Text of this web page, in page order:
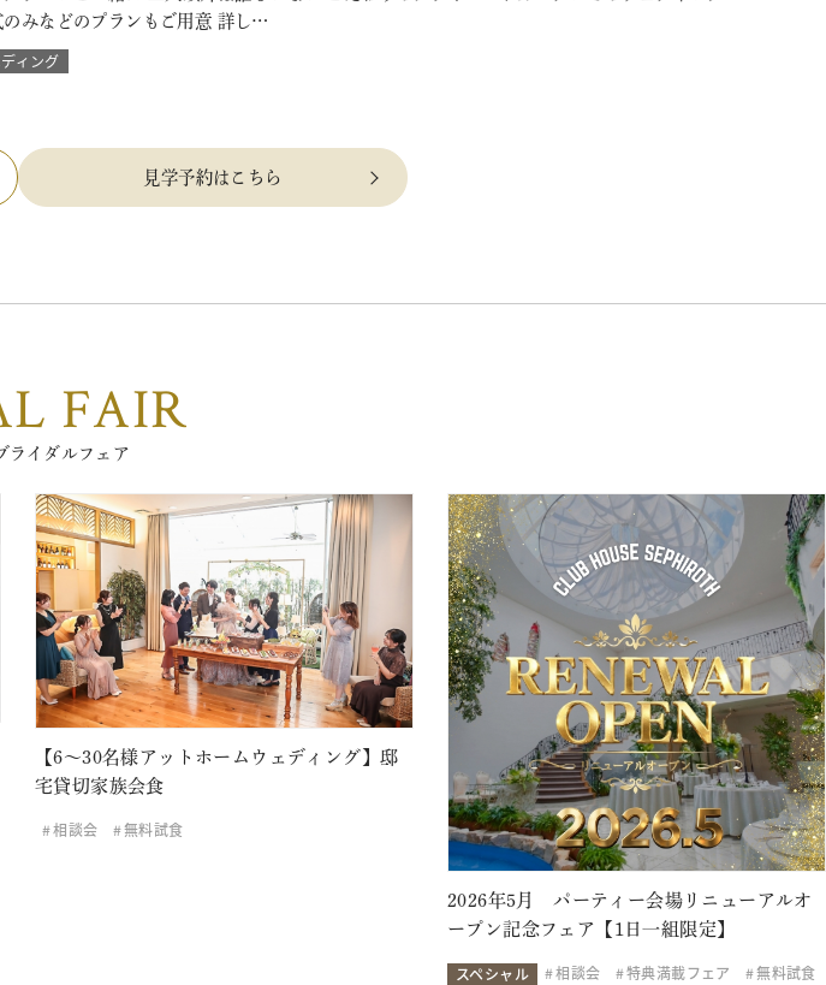
みなどのプランもご用意 詳し…
ィング
見学予約はこちら
FAIR
ライダルフェア
【6～30名様アットホームウェディング】邸
宅貸切家族会食
相談会 無料試食
2026年5月 パーティー会場リニューアルオ
ープン記念フェア【1日一組限定】
スペシャル 相談会 特典満載フェア 無料試食